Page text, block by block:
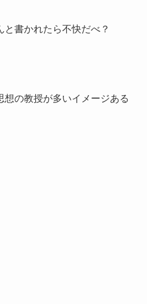
書かれたら不快だべ？
想の教授が多いイメージある